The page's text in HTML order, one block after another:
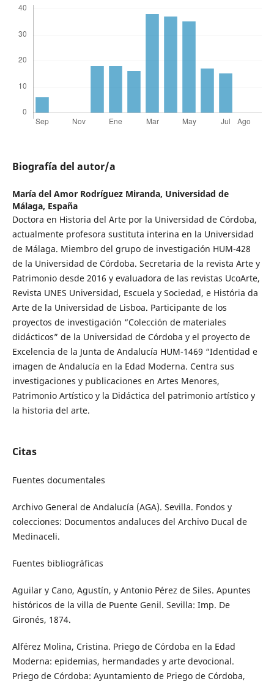
Biografía del autor/a
María del Amor Rodríguez Miranda, Universidad de
Málaga, España
Doctora en Historia del Arte por la Universidad de Córdoba,
actualmente profesora sustituta interina en la Universidad
de Málaga. Miembro del grupo de investigación HUM-428
de la Universidad de Córdoba. Secretaria de la revista Arte y
Patrimonio desde 2016 y evaluadora de las revistas UcoArte,
Revista UNES Universidad, Escuela y Sociedad, e História da
Arte de la Universidad de Lisboa. Participante de los
proyectos de investigación “Colección de materiales
didácticos” de la Universidad de Córdoba y el proyecto de
Excelencia de la Junta de Andalucía HUM-1469 “Identidad e
imagen de Andalucía en la Edad Moderna. Centra sus
investigaciones y publicaciones en Artes Menores,
Patrimonio Artístico y la Didáctica del patrimonio artístico y
la historia del arte.
Citas
Fuentes documentales
Archivo General de Andalucía (AGA). Sevilla. Fondos y
colecciones: Documentos andaluces del Archivo Ducal de
Medinaceli.
Fuentes bibliográficas
Aguilar y Cano, Agustín, y Antonio Pérez de Siles. Apuntes
históricos de la villa de Puente Genil. Sevilla: Imp. De
Gironés, 1874.
Alférez Molina, Cristina. Priego de Córdoba en la Edad
Moderna: epidemias, hermandades y arte devocional.
Priego de Córdoba: Ayuntamiento de Priego de Córdoba,